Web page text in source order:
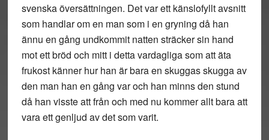
svenska översättningen. Det var ett känslofyllt avsnitt
som handlar om en man som i en gryning då han
ännu en gång undkommit natten sträcker sin hand
mot ett bröd och mitt i detta vardagliga som att äta
frukost känner hur han är bara en skuggas skugga av
den man han en gång var och han minns den stund
då han visste att från och med nu kommer allt bara att
vara ett genljud av det som varit.